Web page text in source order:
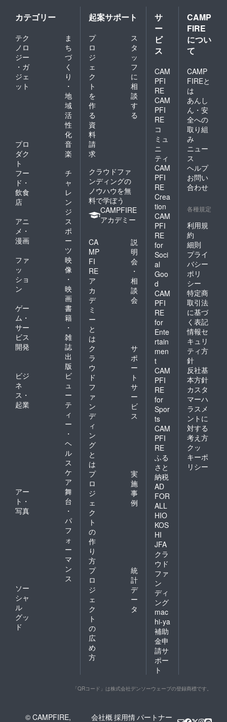
援の際
に、ご
希望の
サイズ
をお選
びくだ
さい ⑤
念プレ
ミアム
試写会
ご招
待 １
名 日
程：
2022年
10月～
11月の
夜の時
間で開
催予定
場所：
東京都
内 ※参
によっ
での会
場を選
定する
ため詳
細箇所
および
日時は
未定、
東京23
区内の
会場に
て開催
します
交通
費：会
場まで
の交通
費は自
己負担
にてお
願いし
ます ※
入場は
支援者
ご本人
様限定
となり
大木勇
造オリ
ジナルT
シャツ
１枚 ク
ラウド
ファン
グ限定
デザイ
ン カ
ラーは
白のみ
Tシャツ
のサイ
ズは
M・L・
LLから
お選び
くださ
い ご支
援の際
に、ご
希望の
をお選
さい ⑤
完成記
念プレ
ミアム
試写会
ご招
待 １
名 日
程：
2022年
10月～
11月の
夜の時
間で開
催予定
場所：
東京都
内 ※参
加人数
によっ
て都内
での会
場を選
定する
ため詳
細箇所
および
日時は
未定、
東京23
区内の
援者様
カテゴリー
テク
ノロ
ジー
・ガ
ジェ
ット
ま
ち
づ
く
り
・
地
域
活
性
化
プロ
ダク
ト
音
楽
フー
ド・
飲食
店
チ
ャ
レ
ン
ジ
アニ
メ・
漫画
ス
ポ
ー
ツ
ファ
ッ
ショ
ン
映
像
・
映
画
ゲー
ム・
サー
ビス
開発
書
籍
・
雑
誌
出
版
ビジ
ネ
ス・
起業
ビ
ュ
ー
テ
ィ
ー
・
ヘ
ル
ス
ケ
ア
アー
ト・
写真
舞
台
・
パ
フ
ォ
ー
マ
ン
ス
ソー
シャ
ル
グッ
ド
起案サポート
プ
ロ
ジ
ェ
ク
ト
を
作
る
ス
タ
ッ
フ
に
相
談
す
る
資
料
請
求
クラウドファ
ンディングの
ノウハウを無
料で学ぼう
CAMPFIRE
アカデミー
CA
MP
FI
RE
ア
カ
デ
ミ
ー
と
は
説
明
会
・
相
談
会
ク
ラ
ウ
ド
フ
ァ
ン
デ
ィ
ン
グ
と
は
サ
ポ
ー
ト
サ
ー
ビ
ス
プ
ロ
ジ
ェ
ク
ト
の
作
り
方
実
施
事
例
プ
ロ
ジ
ェ
ク
ト
の
広
め
方
統
計
デ
ー
タ
サ
ー
ビ
ス
CAM
PFI
RE
CAM
PFI
RE
コ
ミュ
ニ
ティ
CAM
PFI
RE
Crea
tion
CAM
PFI
RE
for
Soci
al
Goo
d
CAM
PFI
RE
for
Ente
rtain
men
t
CAM
PFI
RE
for
Spor
ts
CAM
PFI
RE
ふる
さと
納税
AD
FOR
ALL
HIO
KOS
HI
JFA
クラ
ウド
ファ
ン
ディ
ング
mac
hi-ya
補助
金申
請サ
ポー
ト
CAMP
FIRE
につい
て
CAMP
FIREと
は
あんし
ん・安
全への
取り組
み
ニュー
ス
ヘルプ
お問い
合わせ
各種規定
利用規
約
細則
プライ
バシー
ポリ
シー
特定商
取引法
に基づ
く表記
情報セ
キュリ
ティ方
針
反社基
本方針
カスタ
マーハ
ラスメ
ントに
対する
考え方
クッ
キーポ
リシー
「QRコード」は株式会社デンソーウェーブの登録商標です。
© CAMPFIRE,
会社概採用情パートナー